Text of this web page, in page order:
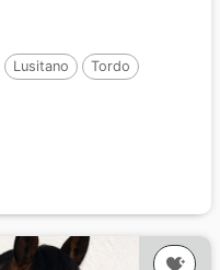
Lusitano
Tordo